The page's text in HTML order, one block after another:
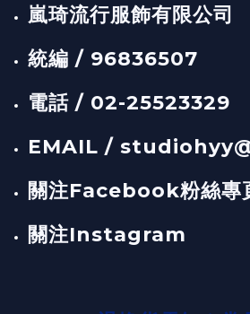
嵐琦流行服飾有限公司
統編 / 96836507
電話 / 02-25523329
EMAIL /
關注Facebook粉絲專
關注Instagram